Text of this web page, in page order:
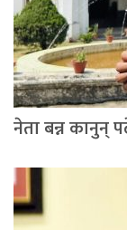
नेता बन्न कानुन्